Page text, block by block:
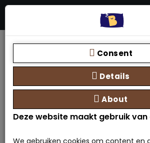
Zoeken
Opberg Boxspring
Consent
Details
About
Deze website maakt gebruik
We gebruiken cookies om content en